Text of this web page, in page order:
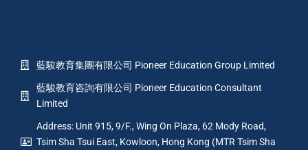
藍駿教育集團有限公司 Pioneer Education Group Limited
藍駿教育咨詢有限公司 Pioneer Education Consultant
Limited
Address: Unit 915, 9/F., Wing On Plaza, 62 Mody Road,
Tsim Sha Tsui East, Kowloon, Hong Kong (MTR Tsim Sha